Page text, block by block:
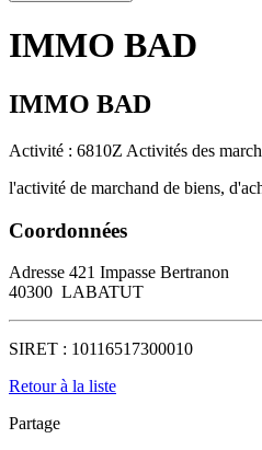
IMMO BAD
IMMO BAD
Activité : 6810Z Activités des
l'activité de marchand de biens,
Coordonnées
Adresse 421 Impasse Bertranon
40300 LABATUT
SIRET : 10116517300010
Retour à la liste
Partage